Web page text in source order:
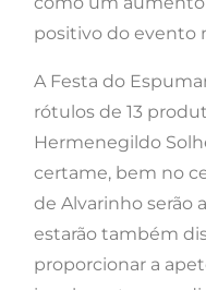
positivo do evento
A Festa do
rótulos de 13
Hermenegildo
certame, bem no
de Alvarinho serão
estarão também
proporcionar a